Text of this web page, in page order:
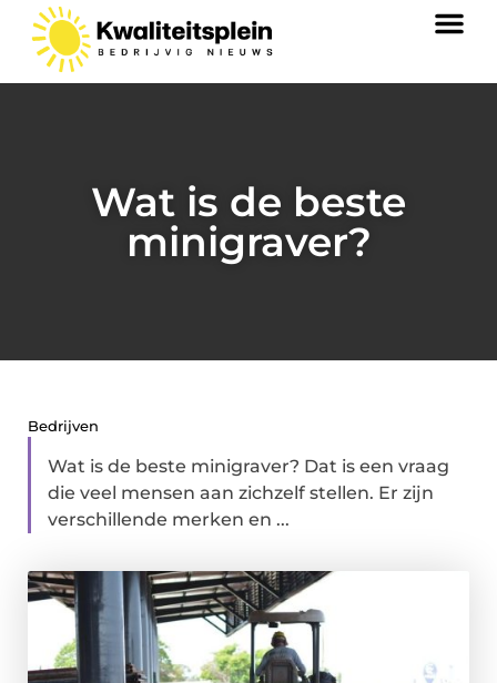
Wat is de beste
minigraver?
Bedrijven
Wat is de beste minigraver? Dat is een vraag
die veel mensen aan zichzelf stellen. Er zijn
verschillende merken en ...